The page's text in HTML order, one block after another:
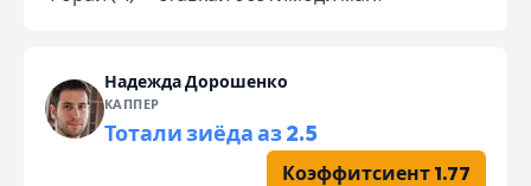
Надежда Дорошенко
КАППЕР
Тотали зиёда аз 2.5
Коэффитсиент 1.77